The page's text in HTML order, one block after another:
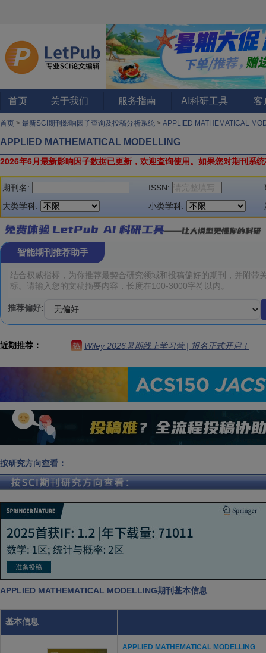
首页 关于我们 服务指南 AI科研工具 客
首页 > 最新SCI期刊影响因子查询及投稿分析系统 > APPLIED MATHEMATICAL
APPLIED MATHEMATICAL MODELLING
2026年6月最新影响因子数据已更新，欢迎查询使用。 如果您对期刊系
期刊名: ISSN:
大类学科:
小类学科:
智能期刊推荐助手
推荐偏好:
近期推荐： 热 Wiley 2026暑期线上学习营 | 报名正式开启！
按研究方向查看：
APPLIED MATHEMATICAL MODELLING期刊基本信息
基本信息
APPLIED MATHEMATICAL MODELLING